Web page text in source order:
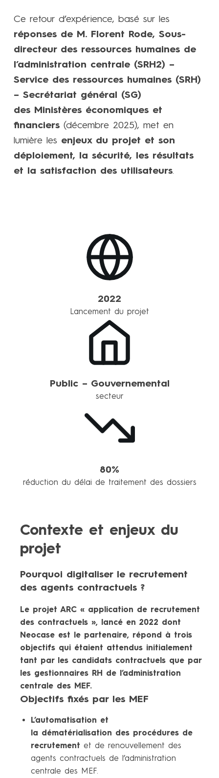
Ce retour d’expérience, basé sur les
réponses de M. Florent Rode, Sous-
directeur des ressources humaines de
l’administration centrale (SRH2) –
Service des ressources humaines (SRH)
– Secrétariat général (SG)
des Ministères économiques et
financiers (décembre 2025), met en
lumière les enjeux du projet et son
déploiement, la sécurité, les résultats
et la satisfaction des utilisateurs.
2022
Lancement du projet
Public – Gouvernemental
secteur
80%
réduction du délai de traitement des dossiers
Contexte et enjeux du
projet
Pourquoi digitaliser le recrutement
des agents contractuels ?
Le projet ARC « application de recrutement
des contractuels », lancé en 2022 dont
Neocase est le partenaire, répond à trois
objectifs qui étaient attendus initialement
tant par les candidats contractuels que par
les gestionnaires RH de l’administration
centrale des MEF.
Objectifs fixés par les MEF
L’automatisation et
la dématérialisation des procédures de
recrutement et de renouvellement des
agents contractuels de l’administration
centrale des MEF.